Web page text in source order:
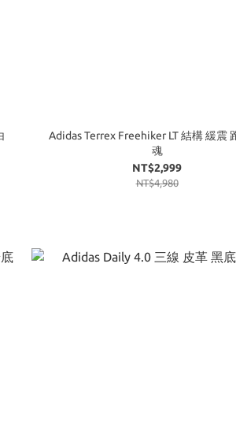
Adidas Terrex Freehiker LT 結構 緩震
魂
NT$2,999
NT$4,980